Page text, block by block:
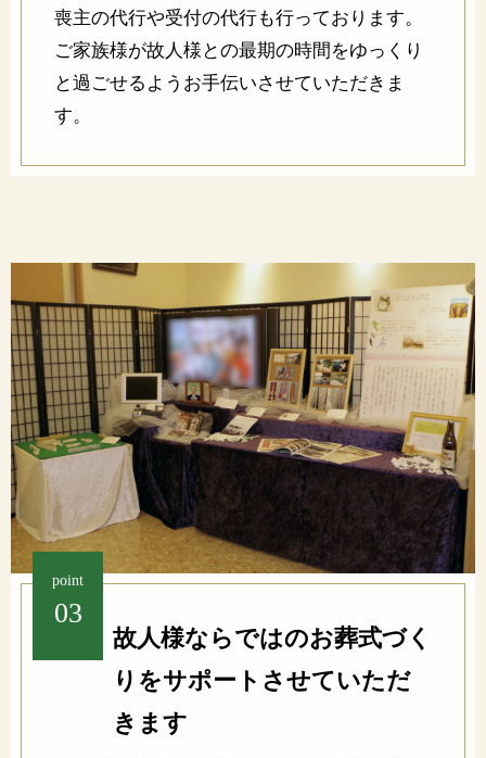
喪主の代行や受付の代行も行っております。
ご家族様が故人様との最期の時間をゆっくり
と過ごせるようお手伝いさせていただきま
す。
point
03
故人様ならではのお葬式づく
りをサポートさせていただ
きます